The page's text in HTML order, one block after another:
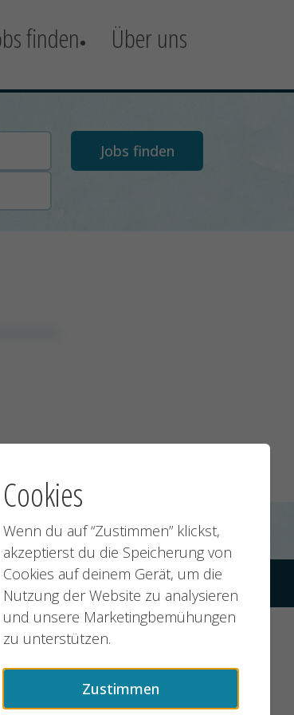
finden Über uns
jobMIXER.de, alle Rechte vorbehalten
Cookies
Wenn du auf “Zustimmen” klickst,
akzeptierst du die Speicherung von
Cookies auf deinem Gerät, um die
Nutzung der Website zu analysieren
und unsere Marketingbemühungen
zu unterstützen.
Zustimmen